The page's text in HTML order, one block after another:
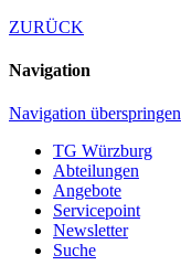
ZURÜCK
Navigation
Navigation überspringen
TG Würzburg
Abteilungen
Angebote
Servicepoint
Newsletter
Suche